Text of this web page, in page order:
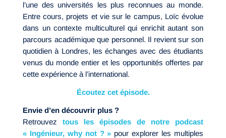
l’une des universités les plus reconnues au monde.
Entre cours, projets et vie sur le campus, Loïc évolue
dans un contexte multiculturel qui enrichit autant son
parcours académique que personnel. Il revient sur son
quotidien à Londres, les échanges avec des étudiants
venus du monde entier et les opportunités offertes par
cette expérience à l’international.
Écoutez cet épisode.
Envie d’en découvrir plus ?
Retrouvez tous les épisodes de notre podcast
« Ingénieur, why not ? » pour explorer les multiples